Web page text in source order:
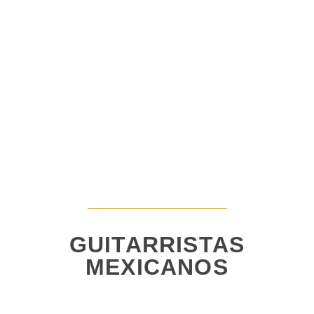
GUITARRISTAS
MEXICANOS